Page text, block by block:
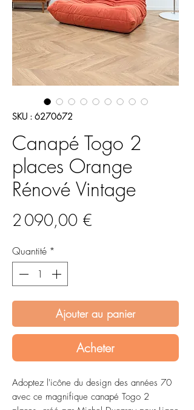
SKU : 6270672
Canapé Togo 2
places Orange
Rénové Vintage
2 090,00 €
Quantité *
Ajouter au panier
Acheter
Adoptez l'icône du design des années 70
avec ce magnifique canapé Togo 2